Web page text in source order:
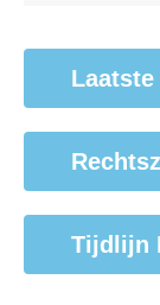
Tijdlijn